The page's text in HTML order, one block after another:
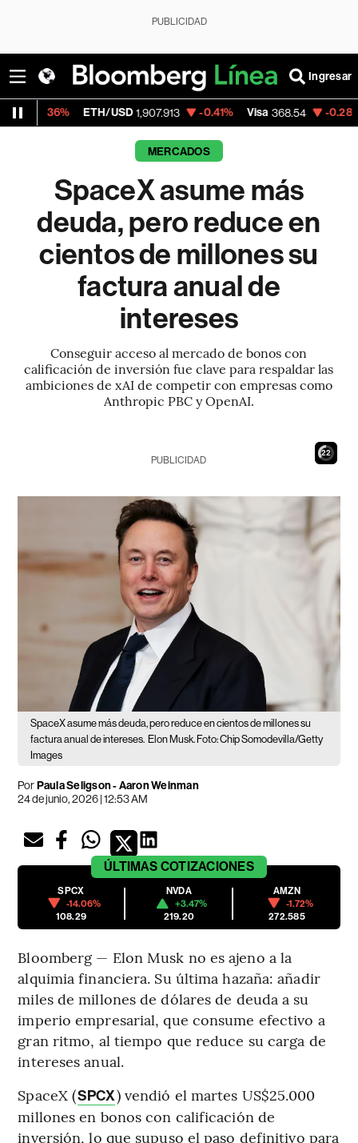
PUBLICIDAD
Ingresar
ETH/USD 1,907.913 -0.41% Visa 368.54 -0.28%
MERCADOS
SpaceX asume más
deuda, pero reduce en
cientos de millones su
factura anual de
intereses
Conseguir acceso al mercado de bonos con
calificación de inversión fue clave para respaldar las
ambiciones de xAI de competir con empresas como
Anthropic PBC y OpenAI.
21
PUBLICIDAD
SpaceX asume más deuda, pero reduce en cientos de millones su
factura anual de intereses. Elon Musk. Foto: Chip Somodevilla/Getty
Images
PorPaula Seligson - Aaron Weinman
24 de junio, 2026 | 12:53 AM
ÚLTIMAS COTIZACIONES
SPCX
-14.06%
108.29
NVDA
+3.47%
219.20
AMZN
-1.72%
272.585
Bloomberg — Elon Musk no es ajeno a la
alquimia financiera. Su última hazaña: añadir
miles de millones de dólares de deuda a su
imperio empresarial, que consume efectivo a
gran ritmo, al tiempo que reduce su carga de
intereses anual.
SpaceX (SPCX) vendió el martes US$25.000
millones en bonos con calificación de
inversión, lo que supuso el paso definitivo para